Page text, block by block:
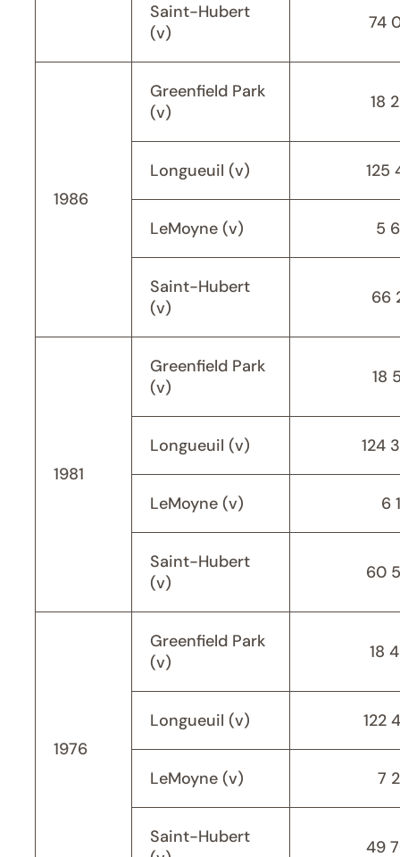
Saint-Hubert
(v)
74
1986
Greenfield Park
(v)
18
Longueuil (v) 125
LeMoyne (v) 5
Saint-Hubert
(v)
66
1981
Greenfield Park
(v)
18
Longueuil (v) 124
LeMoyne (v) 6
Saint-Hubert
(v)
60
1976
Greenfield Park
(v)
18
Longueuil (v) 122
LeMoyne (v) 7
Saint-Hubert
49